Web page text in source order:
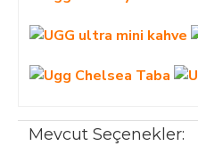
Mevcut Seçenekler: